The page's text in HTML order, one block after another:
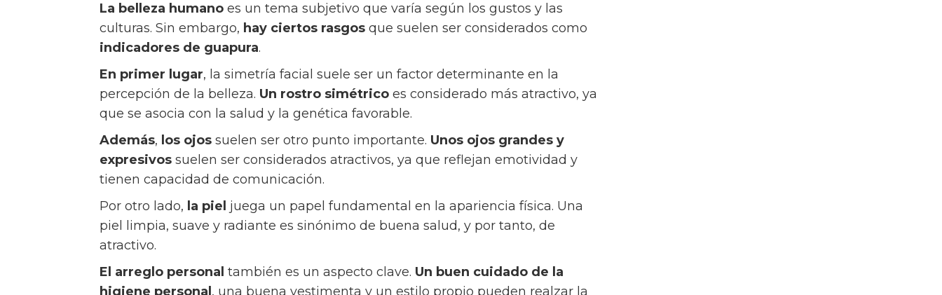
La belleza humano es un tema subjetivo que varía según los gustos y las
culturas. Sin embargo, hay ciertos rasgos que suelen ser considerados como
indicadores de guapura.
En primer lugar, la simetría facial suele ser un factor determinante en la
percepción de la belleza. Un rostro simétrico es considerado más atractivo, ya
que se asocia con la salud y la genética favorable.
Además, los ojos suelen ser otro punto importante. Unos ojos grandes y
expresivos suelen ser considerados atractivos, ya que reflejan emotividad y
tienen capacidad de comunicación.
Por otro lado, la piel juega un papel fundamental en la apariencia física. Una
piel limpia, suave y radiante es sinónimo de buena salud, y por tanto, de
atractivo.
El arreglo personal también es un aspecto clave. Un buen cuidado de la
higiene personal , una buena vestimenta y un estilo propio pueden realzar la